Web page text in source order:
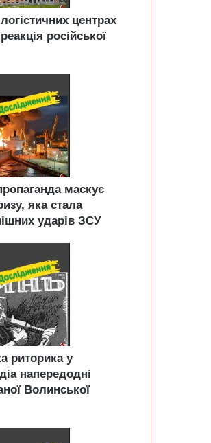
центрах
російської
маскує
яка стала
ударів ЗСУ
риторика у
напередодні
Волинської